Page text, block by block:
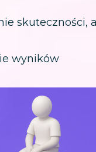
skuteczności,
wyników